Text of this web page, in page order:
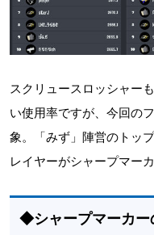
スクリュースロッシャー
い使用率ですが、今回の
象。「みず」陣営のトッ
レイヤーがシャープマー
◆シャープマーカー